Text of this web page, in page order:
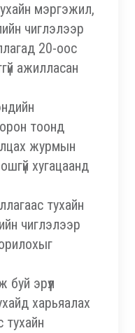
мэргэжил,
чиглэлээр
20-оос
ажилласан
орон тоонд
журмын
хугацаанд
тухайн
чиглэлээр
эрүүл
харьяалах
тухайн